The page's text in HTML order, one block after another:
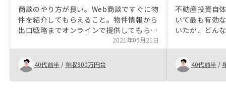
商談のやり方が良い。Web商談ですぐに物
件を紹介してもらえること。物件情報から
出口戦略までオンラインで提供してもらえ
る。契約後も自身の物件をアプリ管理でき
収益を見える化できること。銀行書類もオ
ンライン化してもらえるとかなり良い。
2021年05月21日
40代前半 / 年収900万円台
不動産投資自
いて最も有効
いたが、どん
し、ＡＩによ
た各種事務処
ス等があるこ
納得して始め
40代前半 /